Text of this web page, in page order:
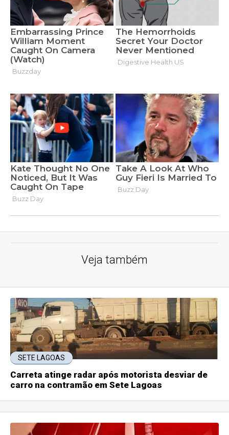
Veja também
SETE LAGOAS
Carreta atinge radar após motorista desviar de
carro na contramão em Sete Lagoas